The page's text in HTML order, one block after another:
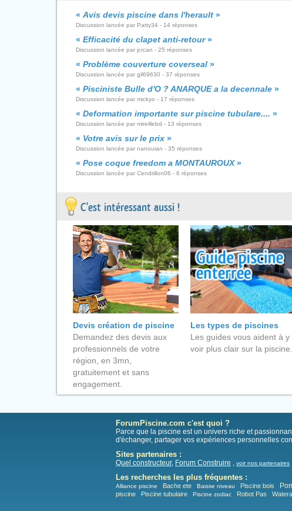
« Avis devis piscine dans l'herault »
Discussion lancée par Patty34 - 14 réponses
« Efficacité du clapet anti-retour»
Discussion lancée par jcrcan - 25 réponses
« Problème couverture coverseal »
Discussion lancée par gil69630 - 37 réponses
« Pisciniste Bulle d'O ? ANARQUE a la decennale »
Discussion lancée par mickyo - 17 réponses
« Deformation importante sur piscine tubulare.... »
Discussion lancée par mireillebd - 13 réponses
« Votre avis sur le prix »
Discussion lancée par nanouian - 35 réponses
« Pose coque freedom a MONTAUROUX»
Discussion lancée par Cendrillon06 - 6 réponses
C'est intéressant aussi !
Devis création de piscine
Demandez des devis aux
professionnels de votre
région, en 3mn,
gratuitement et sans
engagement.
Les types de piscines
Les guides vous aident à y
voir plus clair sur la piscine.
ForumPiscine.com c'est quoi ?
Parce que la piscine est un univers riche et
d'échanger, partager vos expériences personnelles
Sites partenaires :
Quel constructeur, Forum Construire , voir nos partenaires
Les recherches les plus fréquentes :
Alliance piscine Bache ete Baisse niveau Piscine bois
piscine
Piscine tubulaire Piscine zodiac Robot Pas